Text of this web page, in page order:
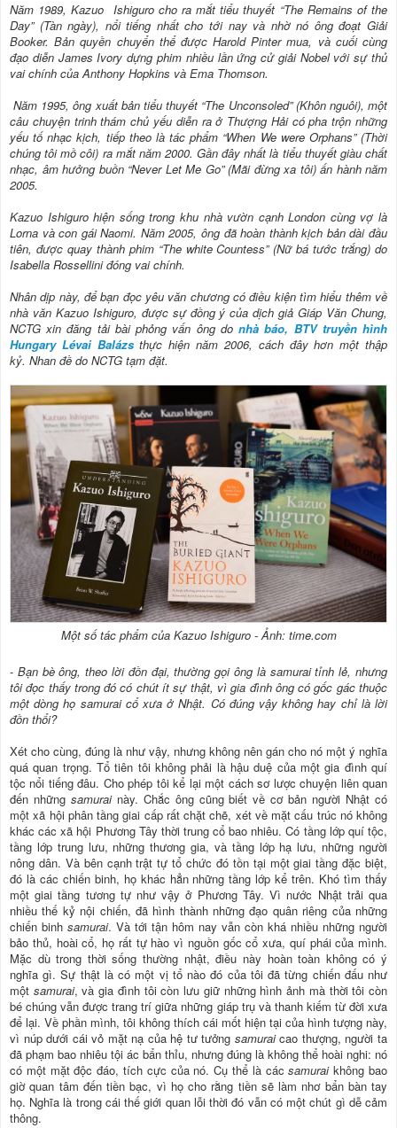
Năm 1989,Kazuo Ishiguro cho ra mắt tiểu thuyết “The Remains of the
Day” (Tàn ngày), nổi tiếng nhất cho tới nay và nhờ nó ông đoạt Giải
Booker. Bản quyền chuyển thể được Harold Pinter mua, và cuối cùng
đạo diễn James Ivory dựng phim nhiều lần ứng cử giải Nobel với sự thủ
vai chính của Anthony Hopkins và Ema Thomson.
Năm 1995, ông xuất bản tiểu thuyết “The Unconsoled” (Khôn nguôi), một
câu chuyện trinh thám chủ yếu diễn ra ở Thượng Hải có pha trộn những
yếu tố nhạc kịch, tiếp theo là tác phẩm “When We were Orphans” (Thời
chúng tôi mồ côi) ra mắt năm 2000. Gần đây nhất là tiểu thuyết giàu chất
nhạc, âm hưởng buồn “Never Let Me Go” (Mãi đừng xa tôi) ấn hành năm
2005.
Kazuo Ishiguro hiện sống trong khu nhà vườn cạnh London cùng vợ là
Lorna và con gái Naomi. Năm 2005, ông đã hoàn thành kịch bản dài đầu
tiên, được quay thành phim “The white Countess” (Nữ bá tước trắng) do
Isabella Rossellini đóng vai chính.
Nhân dịp này, để bạn đọc yêu văn chương có điều kiện tìm hiểu thêm về
nhà văn Kazuo Ishiguro, được sự đồng ý của dịch giả Giáp Văn Chung,
NCTG xin đăng tải bài phỏng vấn ông donhà báo, BTV truyền hình
Hungary Lévai Balázsthực hiện năm 2006, cách đây hơn một thập
kỷ. Nhan đề do NCTG tạm đặt.
Một số tác phẩm của Kazuo Ishiguro - Ảnh: time.com
- Bạn bè ông, theo lời đồn đại, thường gọi ông là samurai tỉnh lẻ, nhưng
tôi đọc thấy trong đó có chút ít sự thật, vì gia đình ông có gốc gác thuộc
một dòng họ samurai cổ xưa ở Nhật. Có đúng vậy không hay chỉ là lời
đồn thổi?
Xét cho cùng, đúng là như vậy, nhưng không nên gán cho nó một ý nghĩa
quá quan trọng. Tổ tiên tôi không phải là hậu duệ của một gia đình quí
tộc nổi tiếng đâu. Cho phép tôi kể lại một cách sơ lược chuyện liên quan
đến những samurainày. Chắc ông cũng biết về cơ bản người Nhật có
một xã hội phân tầng giai cấp rất chặt chẽ, xét về mặt cấu trúc nó không
khác các xã hội Phương Tây thời trung cổ bao nhiêu. Có tầng lớp quí tộc,
tầng lớp trung lưu, những thương gia, và tầng lớp hạ lưu, những người
nông dân. Và bên cạnh trật tự tổ chức đó tồn tại một giai tầng đặc biệt,
đó là các chiến binh, họ khác hẳn những tầng lớp kể trên. Khó tìm thấy
một giai tầng tương tự như vậy ở Phương Tây. Vì nước Nhật trải qua
nhiều thế kỷ nội chiến, đã hình thành những đạo quân riêng của những
chiến binh samurai. Và tới tận hôm nay vẫn còn khá nhiều những người
bảo thủ, hoài cổ, họ rất tự hào vì nguồn gốc cổ xưa, quí phái của mình.
Mặc dù trong thời sống thường nhật, điều này hoàn toàn không có ý
nghĩa gì. Sự thật là có một vị tổ nào đó của tôi đã từng chiến đấu như
một samurai, và gia đình tôi còn lưu giữ những hình ảnh mà thời tôi còn
bé chúng vẫn được trang trí giữa những giáp trụ và thanh kiếm từ đời xưa
để lại. Về phần mình, tôi không thích cái mốt hiện tại của hình tượng này,
vì núp dưới cái vỏ mặt nạ của hệ tư tưởng samuraicao thượng, người ta
đã phạm bao nhiêu tội ác bẩn thỉu, nhưng đúng là không thể hoài nghi: nó
có một mặt độc đáo, tích cực của nó. Cụ thể là cácsamuraikhông bao
giờ quan tâm đến tiền bạc, vì họ cho rằng tiền sẽ làm nhơ bẩn bàn tay
họ. Nghĩa là trong cái thế giới quan lỗi thời đó vẫn có một chút gì dễ cảm
thông.